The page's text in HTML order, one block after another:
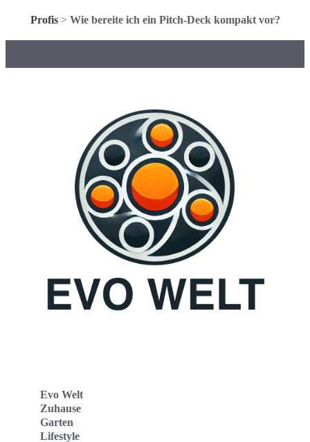
Profis> Wie bereite ich ein Pitch-Deck kompakt vor?
Evo Welt
Zuhause
Garten
Lifestyle